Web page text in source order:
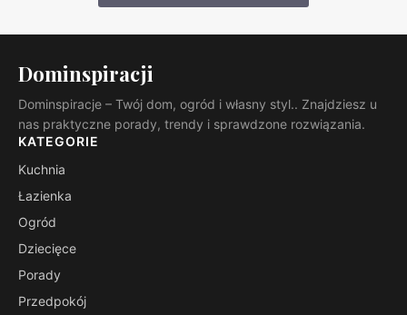
Dominspiracji
Dominspiracje – Twój dom, ogród i własny styl.. Znajdziesz u
nas praktyczne porady, trendy i sprawdzone rozwiązania.
KATEGORIE
Kuchnia
Łazienka
Ogród
Dziecięce
Porady
Przedpokój